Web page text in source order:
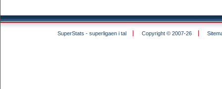
SuperStats - superligaen i tal Copyright © 2007-26